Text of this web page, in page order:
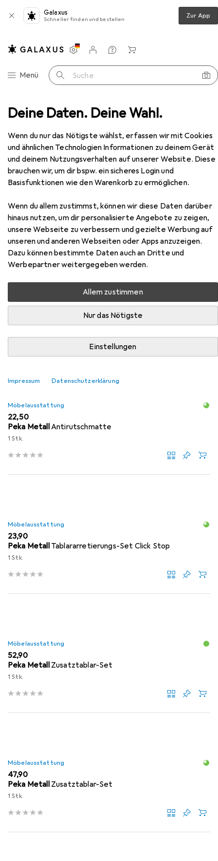
Deine Daten. Deine Wahl.
Wenn du nur das Nötigste wählst, erfassen wir mit Cookies
und ähnlichen Technologien Informationen zu deinem Gerät
und deinem Nutzungsverhalten auf unserer Website. Diese
brauchen wir, um dir bspw. ein sicheres Login und
Basisfunktionen wie den Warenkorb zu ermöglichen.
Wenn du allem zustimmst, können wir diese Daten darüber
hinaus nutzen, um dir personalisierte Angebote zu zeigen,
unsere Webseite zu verbessern und gezielte Werbung auf
unseren und anderen Webseiten oder Apps anzuzeigen.
Dazu können bestimmte Daten auch an Dritte und
Werbepartner weitergegeben werden.
Allem zustimmen
Nur das Nötigste
Einstellungen
Impressum Datenschutzerklärung
Galaxus
Schneller finden und bestellen Zur App
Navigation nach Kategorien
Menü Suche
Einstellungen
Kundenkonto
Vergleichslisten
Merklisten
Warenkorb
Peka Metall Auszugstablar Extendo Libell für Legrabox
Peka MetallAuszugstablar Extendo
Libell für Legrabox
1 Stk.
Zubehör für Peka Metall
Auszugstablar Extendo Libell für
Legrabox
Hier findest du passendes Zubehör zum Produkt Peka
Metall Auszugstablar Extendo Libell für Legrabox aus den
Kategorien Möbelausstattung und Schubladenauszüge.
Möbelausstattung Peka Metall
Möbelausstattung
EUR
22,50
Peka MetallAntirutschmatte
1 Stk.
Möbelausstattung
EUR
23,90
Peka Metall Tablararretierungs-Set Click Stop
1 Stk.
Möbelausstattung
EUR
52,90
Peka Metall Zusatztablar-Set
1 Stk.
Möbelausstattung
EUR
47,90
Peka Metall Zusatztablar-Set
1 Stk.